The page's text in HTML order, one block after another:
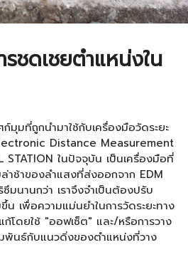
รชดเชยตำแหน่งใน
มุมที่ถูกนำมาใช้กับเครื่องมือวัดระยะ
Distance Measurement
STATION ในปัจจุบัน เป็นเครื่องมือที่
าช้าของลำแสงที่ส่งออกจาก EDM
ซึมนานกว่า เราจึงจำเป็นต้องปรับ
น เพื่อความแม่นยำในการวัดระยะทาง
ก้โดยใช้ "ออฟเซ็ต" และ/หรือการวาง
พันธ์กับแนวดิ่งของตำแหน่งที่วาง